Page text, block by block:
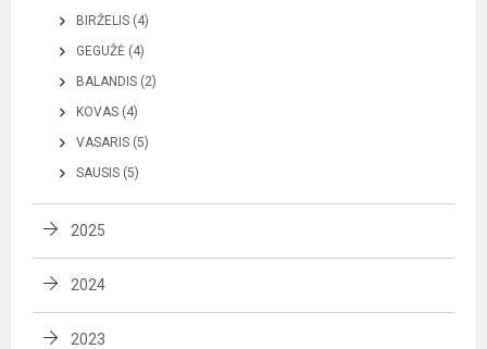
BIRŽELIS (4)
GEGUŽĖ (4)
BALANDIS (2)
KOVAS (4)
VASARIS (5)
SAUSIS (5)
2025
2024
2023